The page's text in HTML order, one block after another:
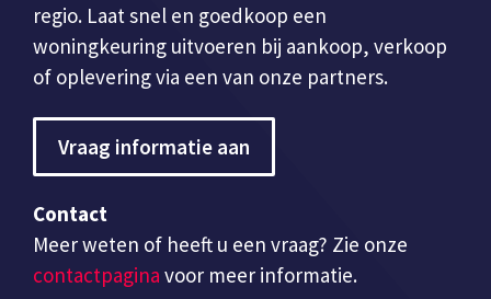
regio. Laat snel en goedkoop een
woningkeuring uitvoeren bij aankoop, verkoop
of oplevering via een van onze partners.
Vraag informatie aan
Contact
Meer weten of heeft u een vraag? Zie onze
contactpagina voor meer informatie.